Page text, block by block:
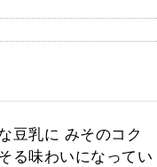
豆乳に みそのコク
る味わいになってい